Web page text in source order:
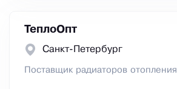
ТеплоОпт
Санкт-Петербург
Поставщик радиаторов отопления